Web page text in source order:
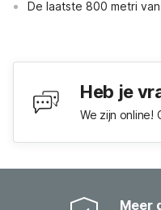
De laatste 800 metri
Heb je
We zijn online!
Meer